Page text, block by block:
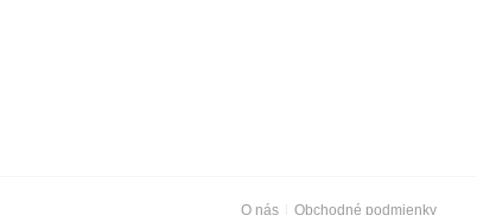
O nás Obchodné podmienky